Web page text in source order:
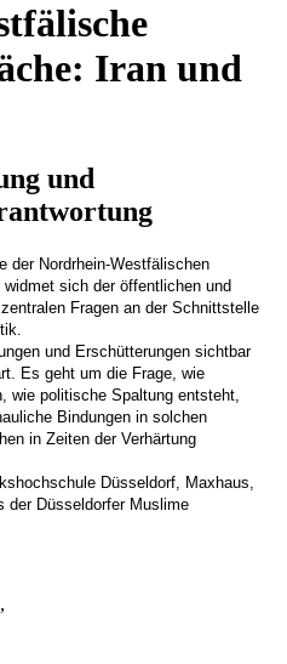
Iran und
und
der Nordrhein-Westfälischen
sich der öffentlichen und
Fragen an der Schnittstelle
und Erschütterungen sichtbar
Es geht um die Frage, wie
wie politische Spaltung entsteht,
Bindungen in solchen
in Zeiten der Verhärtung
Düsseldorf, Maxhaus,
der Düsseldorfer Muslime